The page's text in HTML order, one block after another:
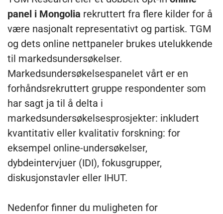
panel i Mongolia rekruttert fra flere kilder for å
være nasjonalt representativt og partisk. TGM
og dets online nettpaneler brukes utelukkende
til markedsundersøkelser.
Markedsundersøkelsespanelet vårt er en
forhåndsrekruttert gruppe respondenter som
har sagt ja til å delta i
markedsundersøkelsesprosjekter: inkludert
kvantitativ eller kvalitativ forskning: for
eksempel online-undersøkelser,
dybdeintervjuer (IDI), fokusgrupper,
diskusjonstavler eller IHUT.
Nedenfor finner du muligheten for